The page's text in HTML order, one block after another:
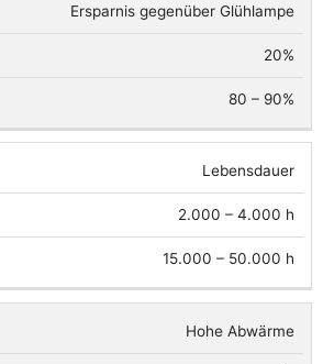
LED
Ersparnis gegenüber Glühlampe
20%
80 – 90%
Lebensdauer
2.000 – 4.000 h
15.000 – 50.000 h
Hohe Abwärme